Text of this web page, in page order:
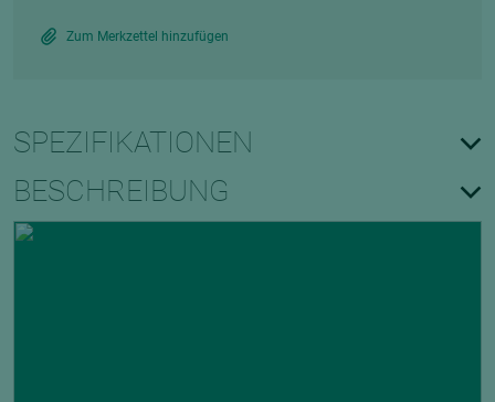
Zum Merkzettel hinzufügen
SPEZIFIKATIONEN
BESCHREIBUNG